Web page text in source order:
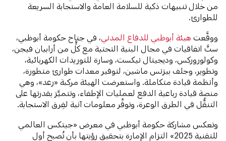
من خلال تنبيهات ذكية للسلامة العامة والاستجابة السريعة
للطوارئ.
ووقَّعتهيئة أبوظبي للدفاع المدني ، في جناح حكومة أبوظبي،
ستَّ اتفاقيات في مجال البنية التحتية مع كلٍّ من أرابيان فيجن،
وكولوروركس، وديجيتال نيكست، وسارة للتوريدات الكهربائية،
وتطوير، وجلف بيزنس ماشين، لتوفير معدات طوارئ متطورة،
وأنظمة قيادة متكاملة. واستعرضت الهيئة مركبة «رعد»، وهي
منصة قيادة رباعية الدفع لعمليات الإطفاء، وتتميَّز بقدرتها على
التنقُّل في الطرق الوعرة، وتوفِّر معلومات آنية لفِرق الاستجابة.
وتعكس مشاركة حكومة أبوظبي في معرض «جيتكس العالمي
للتقنية 2025» التزام الإمارة بتحقيق رؤيتها بأن تُصبح أول